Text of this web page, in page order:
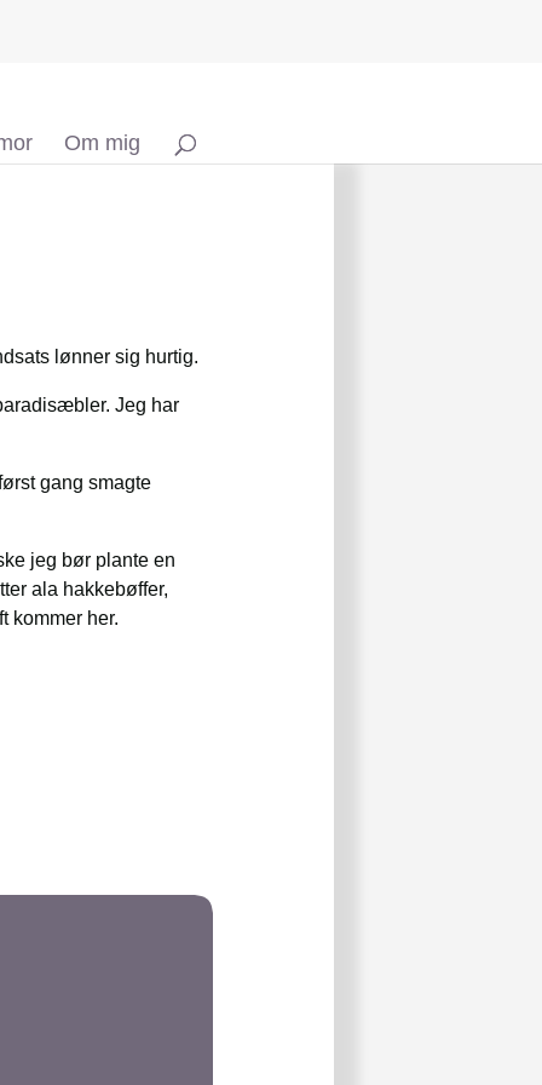
Om mig
lønner sig hurtig.
Jeg har
gang smagte
jeg bør plante en
ala hakkebøffer,
kommer her.